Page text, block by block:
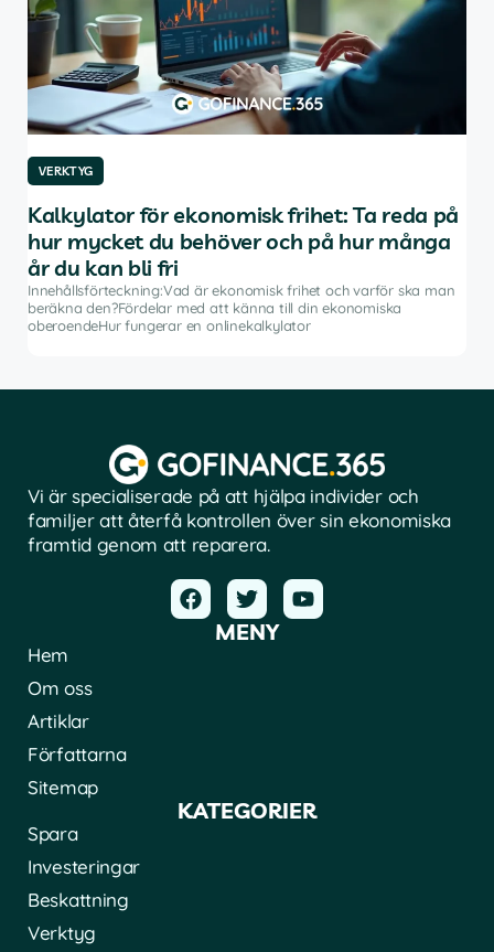
VERKTYG
Kalkylator för ekonomisk frihet: Ta reda på
hur mycket du behöver och på hur många
år du kan bli fri
Innehållsförteckning:Vad är ekonomisk frihet och varför ska man
beräkna den?Fördelar med att känna till din ekonomiska
oberoendeHur fungerar en onlinekalkylator
Vi är specialiserade på att hjälpa individer och
familjer att återfå kontrollen över sin ekonomiska
framtid genom att reparera.
MENY
Hem
Om oss
Artiklar
Författarna
Sitemap
KATEGORIER
Spara
Investeringar
Beskattning
Verktyg